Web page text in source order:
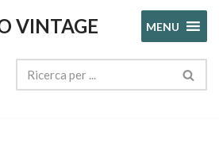
VINTAGE MENU